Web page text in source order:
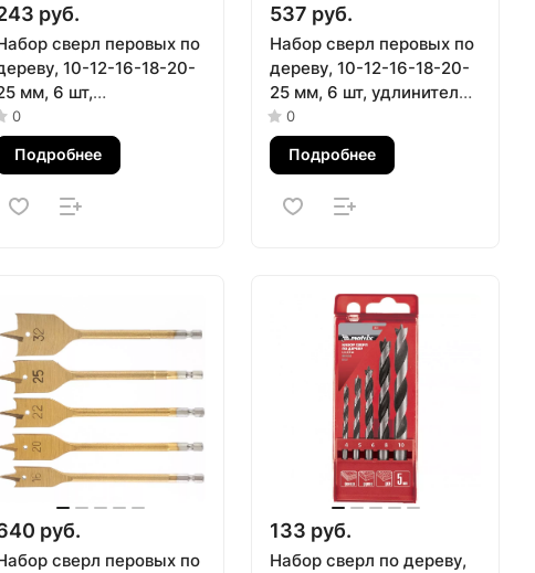
руб.
сверл перовых по
10-12-16-18-20-
мм, 6 шт,
Sparta
0
Подробнее
537 руб.
Набор сверл перовых по
дереву, 10-12-16-18-20-
25 мм, 6 шт, удлинитель
300 мм Matrix
0
Подробнее
руб.
сверл перовых по
133 руб.
Набор сверл по дереву,